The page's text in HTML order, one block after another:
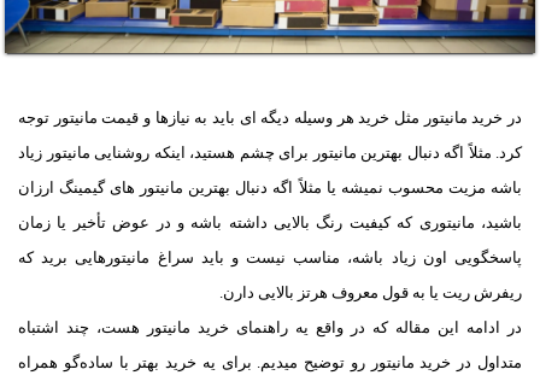
در خرید مانیتور مثل خرید هر وسیله دیگه ای باید به نیازها و قیمت مانیتور توجه
کرد. مثلاً اگه دنبال بهترین مانیتور برای چشم هستید، اینکه روشنایی مانیتور زیاد
باشه مزیت محسوب نمیشه یا مثلاً اگه دنبال بهترین مانیتور های گیمینگ ارزان
باشید، مانیتوری که کیفیت رنگ بالایی داشته باشه و در عوض تأخیر یا زمان
پاسخگویی اون زیاد باشه، مناسب نیست و باید سراغ مانیتورهایی برید که
ریفرش ریت یا به قول معروف هرتز بالایی دارن.
در ادامه این مقاله که در واقع یه راهنمای خرید مانیتور هست، چند اشتباه
متداول در خرید مانیتور رو توضیح میدیم. برای یه خرید بهتر با ساده‌گو همراه